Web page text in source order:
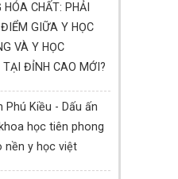
HÓA CHẤT: PHẢI
GIỮA Y HỌC
VÀ Y HỌC
TẠI ĐỈNH CAO MỚI?
Phú Kiều - Dấu ấn
học tiên phong
nền y học việt